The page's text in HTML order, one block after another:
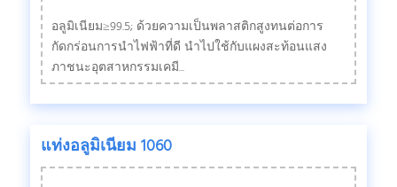
อลูมิเนียม≥99.5; ด้วยความเป็นพลาสติกสูงทนต่อการ
กัดกร่อนการนําไฟฟ้าที่ดี นําไปใช้กับแผงสะท้อนแสง
ภาชนะอุตสาหกรรมเคมี...
แท่งอลูมิเนียม 1060